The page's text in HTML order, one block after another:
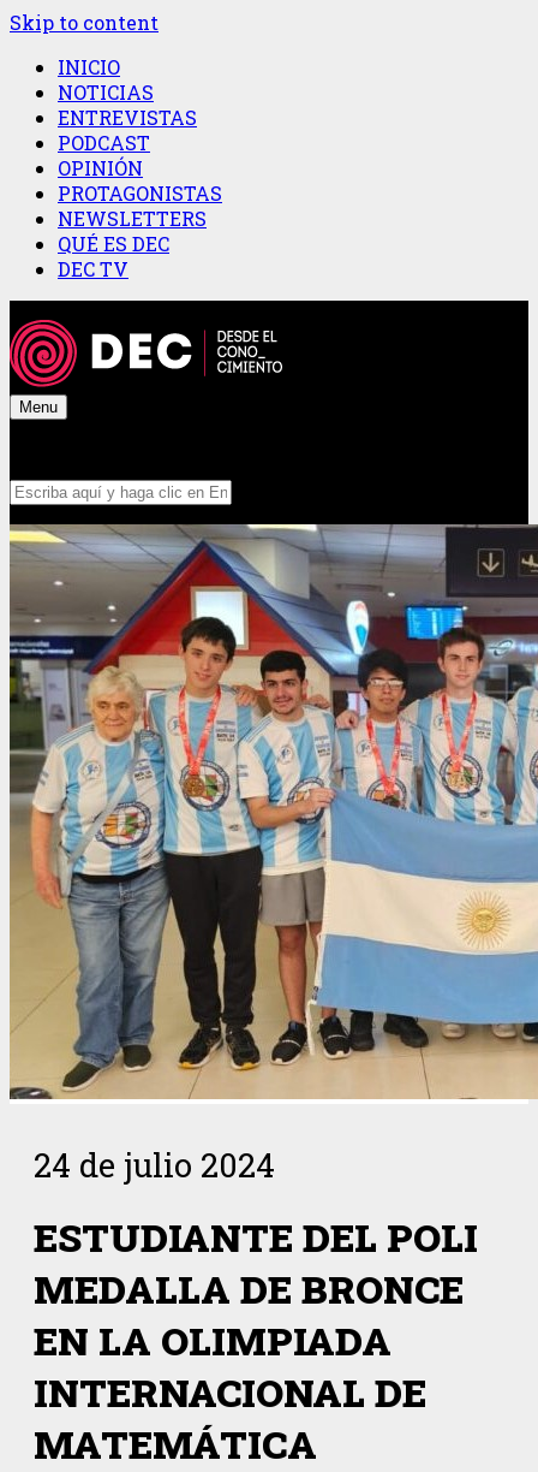
Skip to content
INICIO
NOTICIAS
ENTREVISTAS
PODCAST
OPINIÓN
PROTAGONISTAS
NEWSLETTERS
QUÉ ES DEC
DEC TV
Menu
24 de julio 2024
ESTUDIANTE DEL POLI
MEDALLA DE BRONCE
EN LA OLIMPIADA
INTERNACIONAL DE
MATEMÁTICA